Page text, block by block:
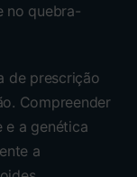
no quebra-
de prescrição
Compreender
e a genética
a